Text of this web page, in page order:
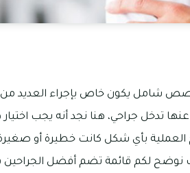
شامل يكون خاص بإجراء العديد من
تدخل جراحي، هنا نجد أنه يجب
بأي شكل كانت خطيرة أو
نوضح لكم قائمة تضم أفضل الجراحين